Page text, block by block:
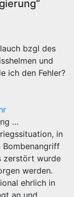
bzgl des
und
ich den Fehler?
…
in
Bombenangriff
zerstört wurde
werden.
ehrlich in
an und